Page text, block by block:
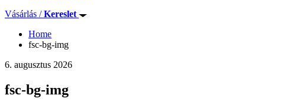
Vásárlás /Kereslet
Home
fsc-bg-img
6. augusztus 2026
fsc-bg-img